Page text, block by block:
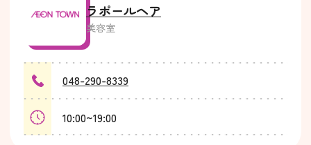
ラポールヘア
美容室
048-290-8339
10:00~19:00